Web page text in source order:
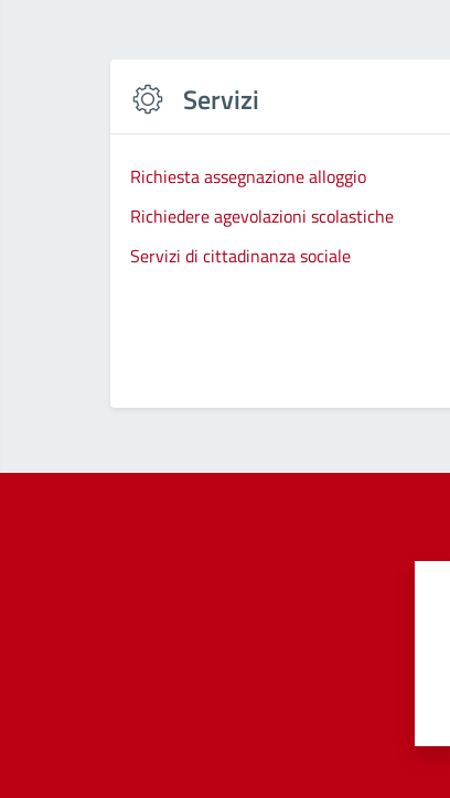
Servizi
Richiesta assegnazione alloggio
Richiedere agevolazioni scolastiche
Servizi di cittadinanza sociale